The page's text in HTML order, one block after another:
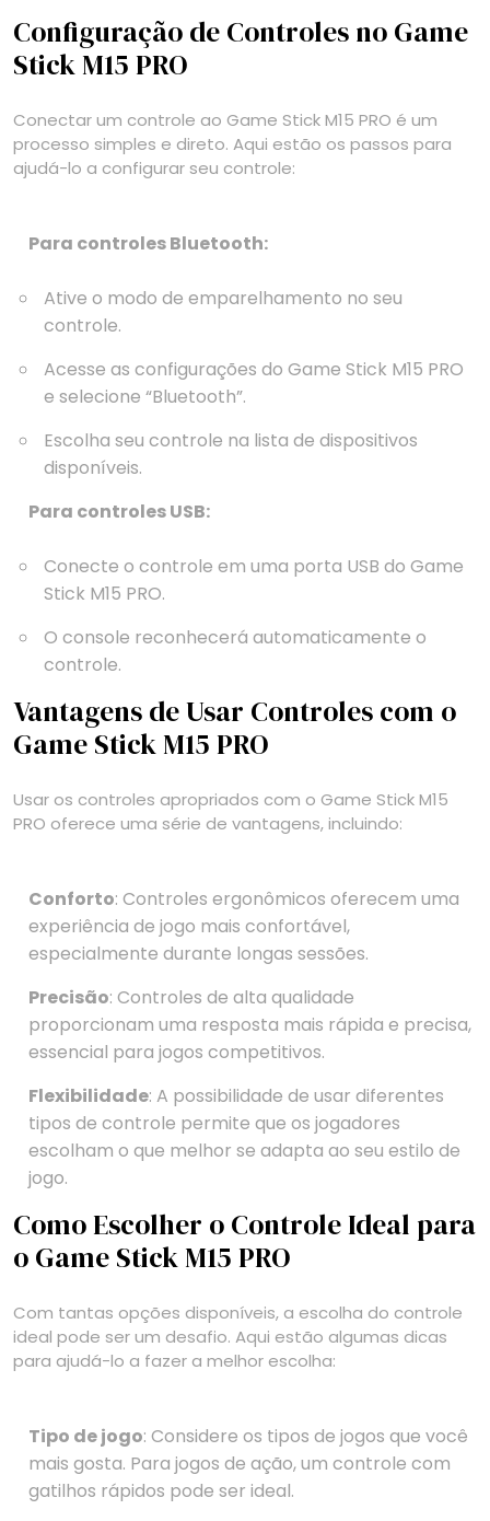
Configuração de Controles no Game
Stick M15 PRO
Conectar um controle ao Game Stick M15 PRO é um
processo simples e direto. Aqui estão os passos para
ajudá-lo a configurar seu controle:
Para controles Bluetooth:
Ative o modo de emparelhamento no seu
controle.
Acesse as configurações do Game Stick M15 PRO
e selecione “Bluetooth”.
Escolha seu controle na lista de dispositivos
disponíveis.
Para controles USB:
Conecte o controle em uma porta USB do Game
Stick M15 PRO.
O console reconhecerá automaticamente o
controle.
Vantagens de Usar Controles com o
Game Stick M15 PRO
Usar os controles apropriados com o Game Stick M15
PRO oferece uma série de vantagens, incluindo:
Conforto: Controles ergonômicos oferecem uma
experiência de jogo mais confortável,
especialmente durante longas sessões.
Precisão: Controles de alta qualidade
proporcionam uma resposta mais rápida e precisa,
essencial para jogos competitivos.
Flexibilidade: A possibilidade de usar diferentes
tipos de controle permite que os jogadores
escolham o que melhor se adapta ao seu estilo de
jogo.
Como Escolher o Controle Ideal para
o Game Stick M15 PRO
Com tantas opções disponíveis, a escolha do controle
ideal pode ser um desafio. Aqui estão algumas dicas
para ajudá-lo a fazer a melhor escolha:
Tipo de jogo: Considere os tipos de jogos que você
mais gosta. Para jogos de ação, um controle com
gatilhos rápidos pode ser ideal.